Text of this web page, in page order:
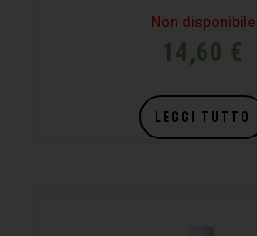
Non disponibile
14,60 €
LEGGI TUTTO